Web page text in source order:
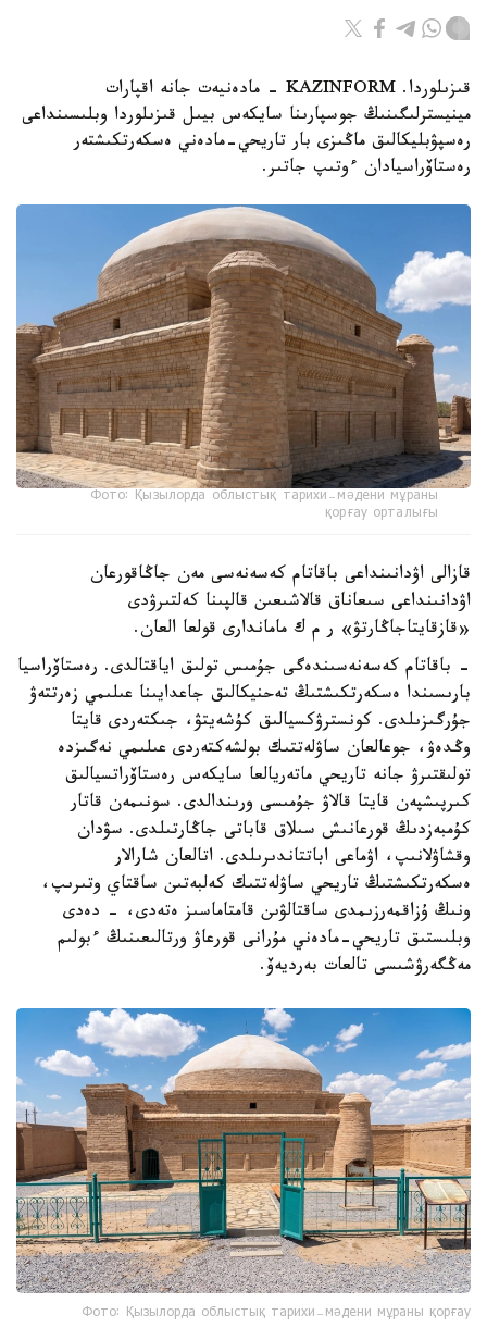
قىزىلوردا. KAZINFORM - مادەنيەت جانە اقپارات
مينيسترلىگىنىڭ جوسپارىنا سايكەس بيىل قىزىلوردا وبلىسىنداعى
رەسپۋبليكالىق ماڭىزى بار تاريحي-مادەني ەسكەرتكىشتەر
رەستاۆراسيادان ءوتىپ جاتىر.
Фото: Қызылорда облыстық тарихи-мәдени мұраны
қорғау орталығы
قازالى اۋدانىنداعى باقاتام كەسەنەسى مەن جاڭاقورعان
اۋدانىنداعى سىعاناق قالاشىعىن قالپىنا كەلتىرۋدى
«قازقايتاجاڭارتۋ» ر م ك ماماندارى قولعا العان.
- باقاتام كەسەنەسىندەگى جۇمىس تولىق اياقتالدى. رەستاۆراسيا
بارىسىندا ەسكەرتكىشتىڭ تەحنيكالىق جاعدايىنا عىلىمي زەرتتەۋ
جۇرگىزىلدى. كونسترۋكسيالىق كۇشەيتۋ، جىكتەردى قايتا
وڭدەۋ، جوعالعان ساۋلەتتىك بولشەكتەردى عىلىمي نەگىزدە
تولىقتىرۋ جانە تاريحي ماتەريالعا سايكەس رەستاۆراتسيالىق
كىرپىشپەن قايتا قالاۋ جۇمىسى ورىندالدى. سونىمەن قاتار
كۇمبەزدىڭ قورعانىش سىلاق قاباتى جاڭارتىلدى. سۋدان
وقشاۋلانىپ، اۋماعى اباتتاندىرىلدى. اتالعان شارالار
ەسكەرتكىشتىڭ تاريحي ساۋلەتتىك كەلبەتىن ساقتاي وتىرىپ،
ونىڭ ۇزاقمەرزىمدى ساقتالۋىن قامتاماسىز ەتەدى، - دەدى
وبلىستىق تاريحي-مادەني مۇرانى قورعاۋ ورتالىعىنىڭ ءبولىم
مەڭگەرۋشىسى تالعات بەرديەۆ.
Фото: Қызылорда облыстық тарихи-мәдени мұраны қорғау